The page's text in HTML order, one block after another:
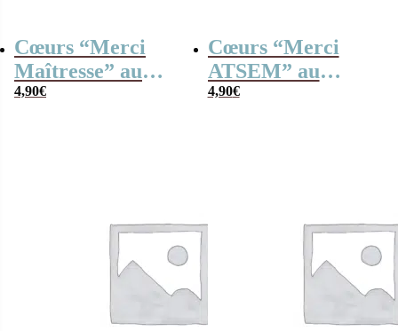
Cœurs “Merci
Maîtresse” au
chocolat au lait x4
4,90€
Cœurs “Merci
ATSEM” au
chocolat au lait
4,90€